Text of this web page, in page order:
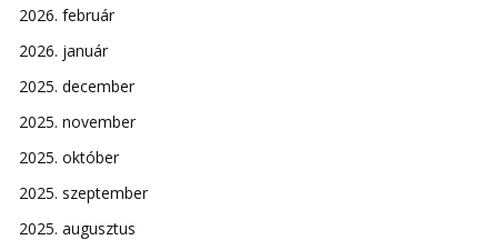
2026. február
2026. január
2025. december
2025. november
2025. október
2025. szeptember
2025. augusztus